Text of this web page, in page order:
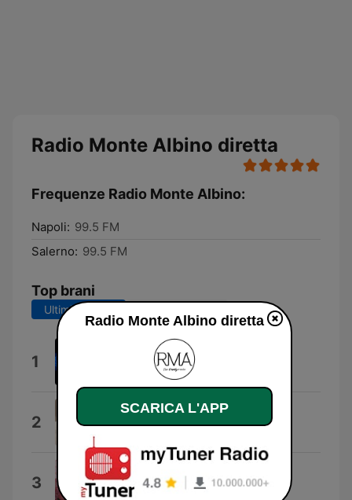
Radio Monte Albino diretta
Frequenze Radio Monte Albino:
Napoli: 99.5 FM
Salerno: 99.5 FM
Top brani
Ultimi 7 giorni
1 Segnale orario
2 Ubbidirò
3 Earrings
Malcolm Todd
Radio Monte Albino diretta
SCARICA L'APP